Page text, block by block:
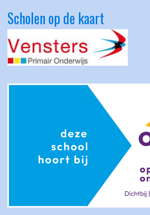
Scholen op de kaart